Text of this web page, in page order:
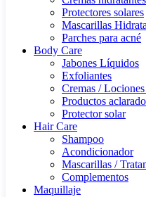
Protectores solares
Mascarillas
Parches para acné
Body Care
Jabones Líquidos
Exfoliantes
Cremas /
Productos
Protector solar
Hair Care
Shampoo
Acondicionador
Mascarillas /
Complementos
Maquillaje